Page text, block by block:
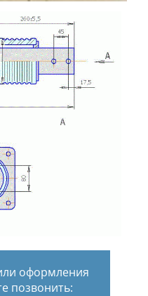
оформления
позвонить: